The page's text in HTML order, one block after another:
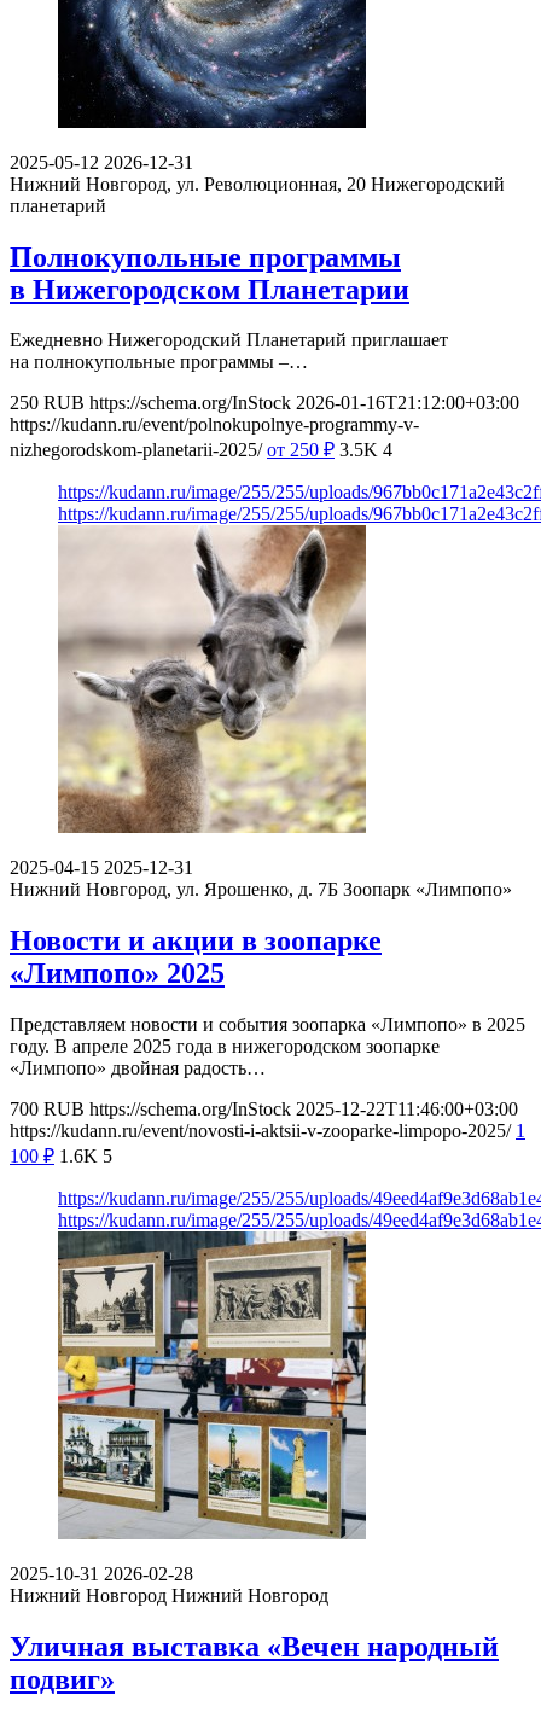
2025-05-12 2026-12-31
Нижний Новгород, ул. Революционная, 20 Нижегородский
планетарий
Полнокупольные программы
в Нижегородском Планетарии
Ежедневно Нижегородский Планетарий приглашает
на полнокупольные программы –…
250 RUB https://schema.org/InStock 2026-01-16T21:12:00+03:00
https://kudann.ru/event/polnokupolnye-programmy-v-
nizhegorodskom-planetarii-2025/ от 250 ₽ 3.5K 4
https://kudann.ru/image/255/255/uploads/
https://kudann.ru/image/255/255/uploads/
2025-04-15 2025-12-31
Нижний Новгород, ул. Ярошенко, д. 7Б Зоопарк «Лимпопо»
Новости и акции в зоопарке
«Лимпопо» 2025
Представляем новости и события зоопарка «Лимпопо» в 2025
году. В апреле 2025 года в нижегородском зоопарке
«Лимпопо» двойная радость…
700 RUB https://schema.org/InStock 2025-12-22T11:46:00+03:00
https://kudann.ru/event/novosti-i-aktsii-v-zooparke-limpopo-2025/ 1
100 ₽ 1.6K 5
https://kudann.ru/image/255/255/uploads/
https://kudann.ru/image/255/255/uploads/
2025-10-31 2026-02-28
Нижний Новгород Нижний Новгород
Уличная выставка «Вечен народный
подвиг»